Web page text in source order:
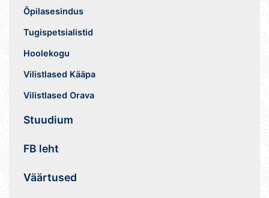
Õpilasesindus
Tugispetsialistid
Hoolekogu
Vilistlased Kääpa
Vilistlased Orava
Stuudium
FB leht
Väärtused